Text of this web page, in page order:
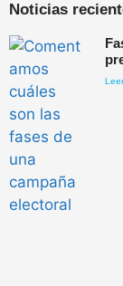
Noticias